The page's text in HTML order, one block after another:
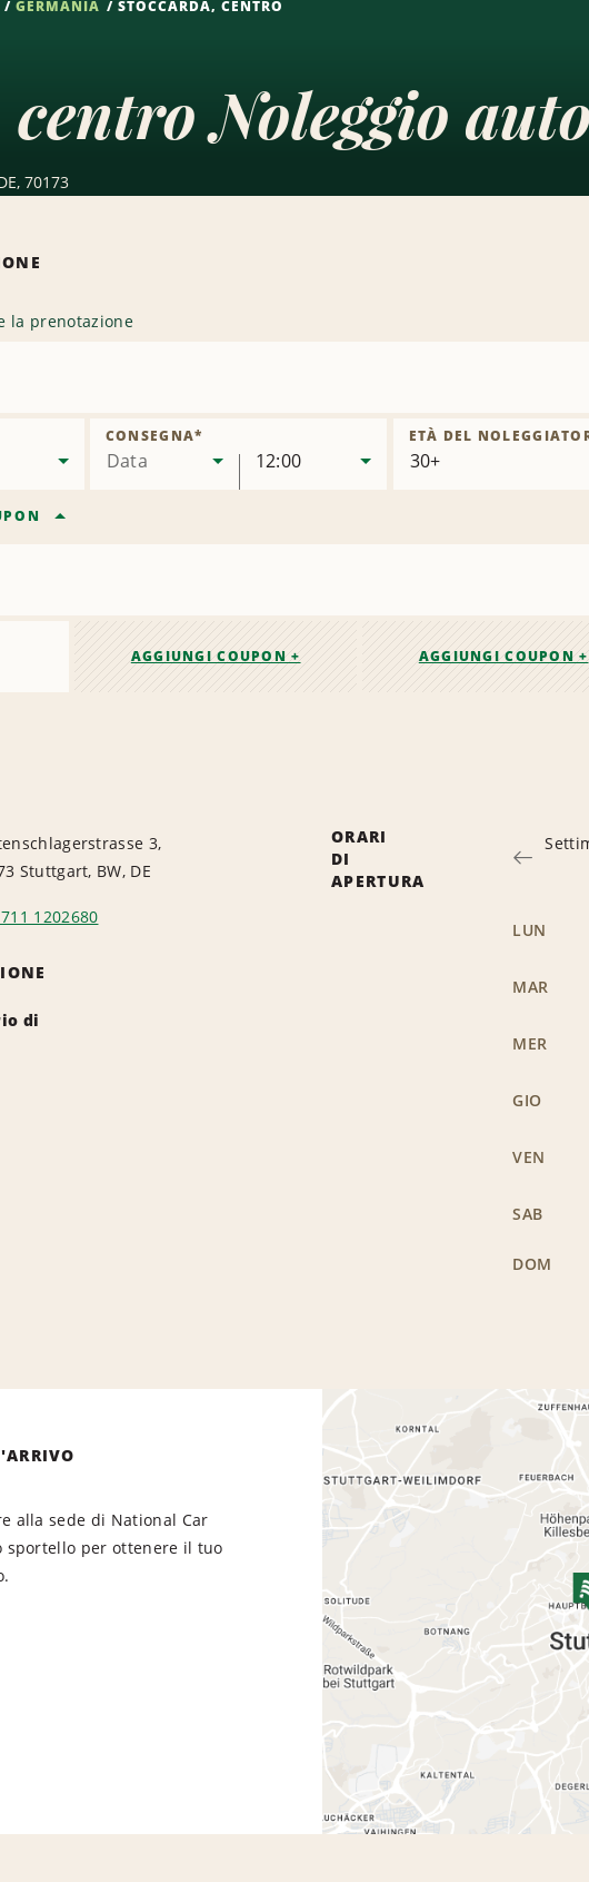
GERMANIA STOCCARDA, CENTRO
Noleggio auto
70173
la prenotazione
Data
CONSEGNA*
12:00
ETÀ DEL
AGGIUNGI COUPON +
AGGIUNGI COUPON +
3,
Stuttgart, BW, DE
1202680
di
ORARI
DI
APERTURA
LUN
MAR
MER
GIO
VEN
SAB
DOM
alla sede di National Car
sportello per ottenere il tuo